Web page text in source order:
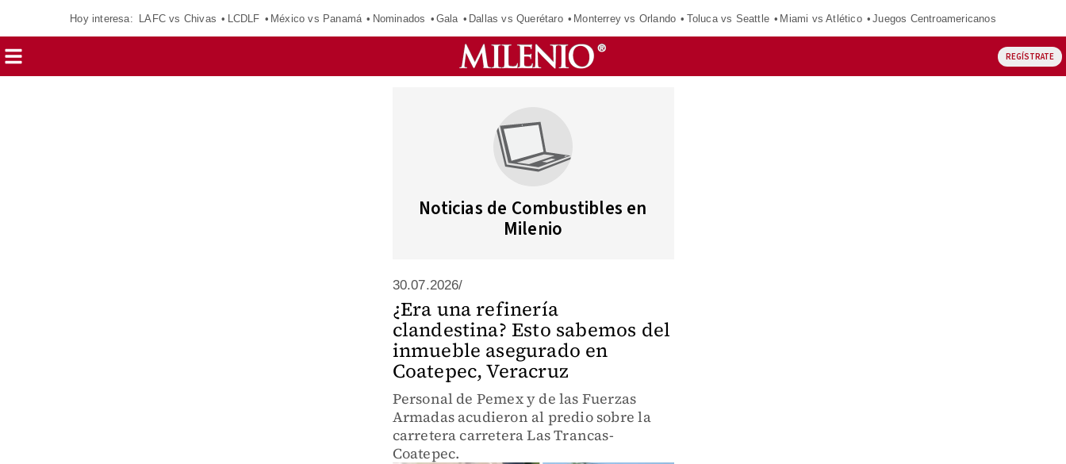
Hoy interesa: LAFC vs Chivas LCDLF México vs Panamá Nominados Gala Dallas vs Querétaro Monterrey vs Orlando Toluca vs Seattle Miami vs Atlético Juegos Centroamericanos
REGÍSTRATE
Noticias de Combustibles en
Milenio
30.07.2026/
¿Era una refinería
clandestina? Esto sabemos del
inmueble asegurado en
Coatepec, Veracruz
Personal de Pemex y de las Fuerzas
Armadas acudieron al predio sobre la
carretera carretera Las Trancas-
Coatepec.